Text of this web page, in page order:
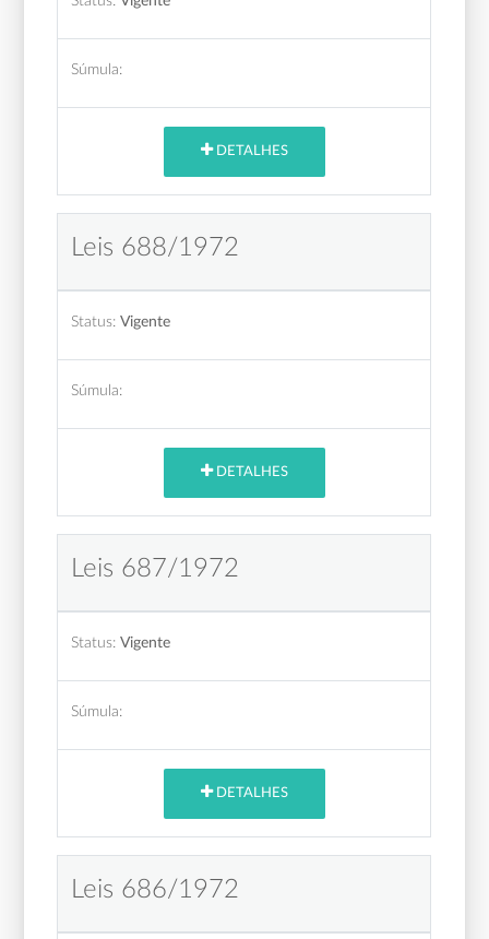
Súmula:
DETALHES
Leis 688/1972
Status: Vigente
Súmula:
DETALHES
Leis 687/1972
Status: Vigente
Súmula:
DETALHES
Leis 686/1972